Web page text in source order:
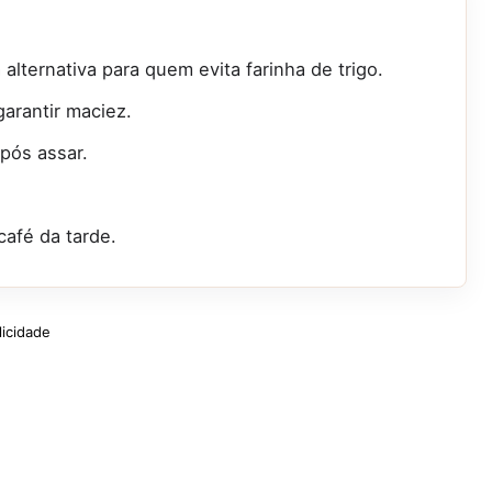
para quem evita farinha de trigo.
maciez.
assar.
da tarde.